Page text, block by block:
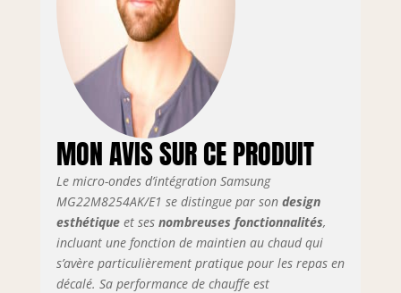
fonction Keep Warm garde les plats
au chaud à la bonne température
sans surchauffer. Quick Defrost :
décongeler les aliments de manière
rapide et uniforme assurant leur
fraîcheur et leur texture d'origine.
Revêtement en émail Céramique
Enamel: l'intérieur du micro-ondes
est recouvert d'un matériau
céramique de haute durabilité, facile
à nettoyer, résistant à la rouille et
aux rayures.
MON AVIS SUR CE PRODUIT
Le micro-ondes d’intégration Samsung
MG22M8254AK/E1 se distingue par son design
esthétiqueet ses nombreuses fonctionnalités,
incluant une fonction de maintien au chaud qui
s’avère particulièrement pratique pour les repas en
décalé. Sa performance de chauffe est